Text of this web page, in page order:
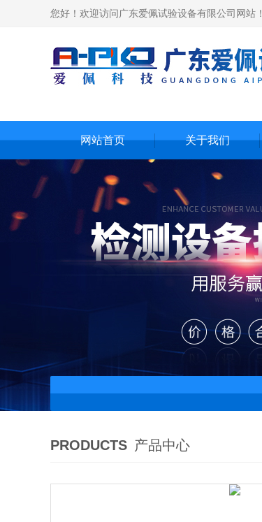
您好！欢迎访问广东爱佩试验设备有限公司网站！
网站首页 关于我们
PRODUCTS 产品中心